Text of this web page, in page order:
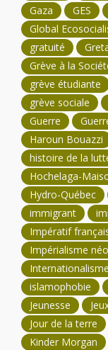
Gaza
GES
Global
gratuité
Grève à la
grève étudiante
grève sociale
Guerre
Haroun Bouazzi
histoire de la
Hochelaga-
Hydro-Québec
immigrant
Impératif
Impérialisme
Internationalisme
islamophobie
Jeunesse
Jour de la terre
Kinder Morgan